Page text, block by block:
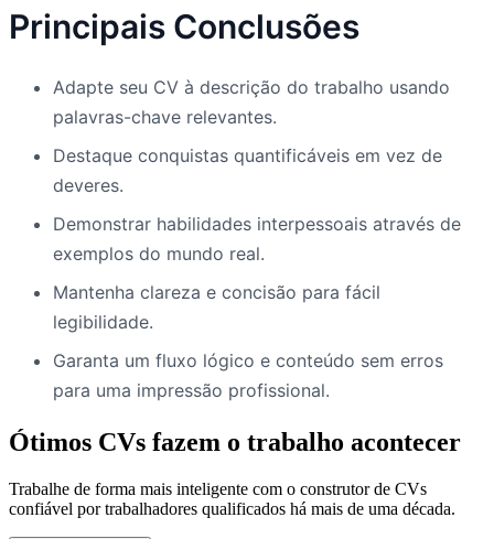
Principais Conclusões
Adapte seu CV à descrição do trabalho usando
palavras-chave relevantes.
Destaque conquistas quantificáveis em vez de
deveres.
Demonstrar habilidades interpessoais através de
exemplos do mundo real.
Mantenha clareza e concisão para fácil
legibilidade.
Garanta um fluxo lógico e conteúdo sem erros
para uma impressão profissional.
Ótimos CVs fazem o trabalho acontecer
Trabalhe de forma mais inteligente com o construtor de CVs
confiável por trabalhadores qualificados há mais de uma década.